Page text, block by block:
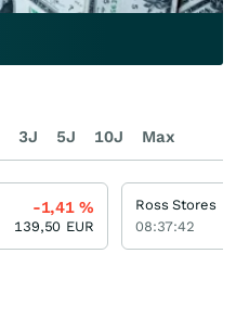
3J 5J 10J Max
-1,41%
139,50 EUR
Ross Stores
08:37:42